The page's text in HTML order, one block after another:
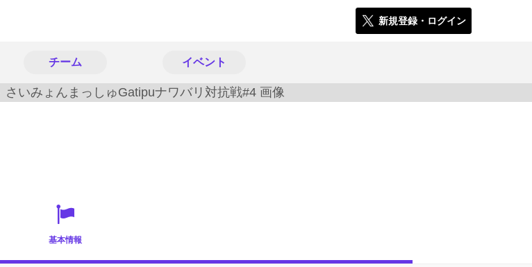
新規登録・ログイン
チーム イベント
基本情報